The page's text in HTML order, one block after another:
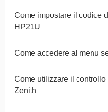
Come impostare il codice
HP21U
Come accedere al menu
Come utilizzare il
Zenith